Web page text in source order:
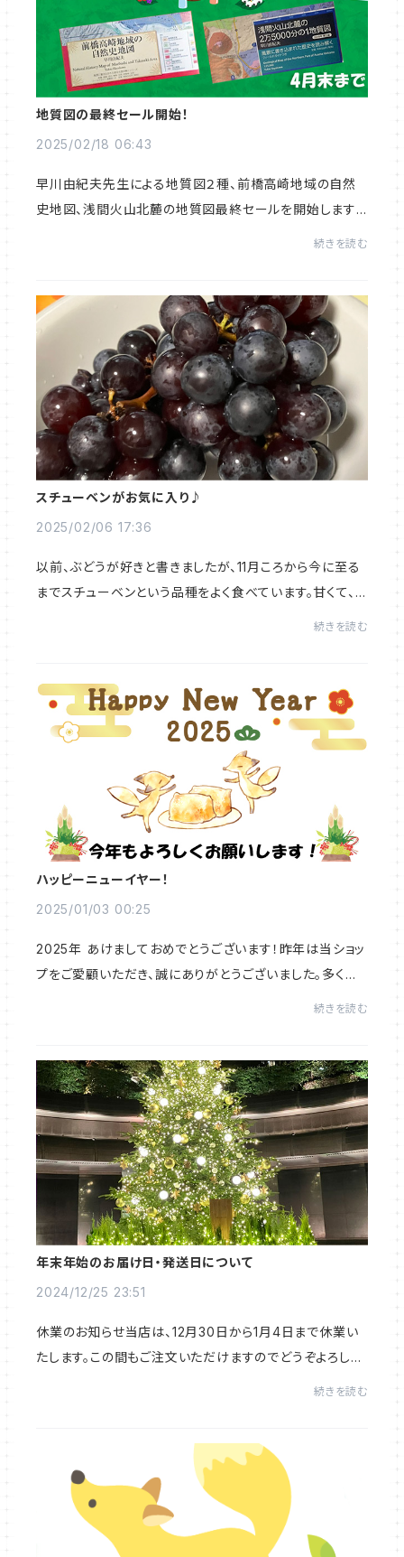
地質図の最終セール開始！
2025/02/18 06:43
早川由紀夫先生による地質図２種、前橋高崎地域の自然
史地図、浅間火山北麓の地質図最終セールを開始します！
続きを読む
スチューベンがお気に入り♪
2025/02/06 17:36
以前、ぶどうが好きと書きましたが、11月ころから今に至る
までスチューベンという品種をよく食べています。甘くて、お
続きを読む
ハッピーニューイヤー！
2025/01/03 00:25
2025年 あけましておめでとうございます！昨年は当ショッ
プをご愛顧いただき、誠にありがとうございました。多くの
続きを読む
年末年始のお届け日・発送日について
2024/12/25 23:51
休業のお知らせ当店は、12月30日から1月4日まで休業い
たします。この間もご注文いただけますのでどうぞよろしく
続きを読む